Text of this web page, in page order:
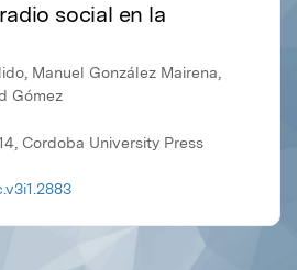
social en la
Manuel González Mairena,
Gómez
Cordoba University Press